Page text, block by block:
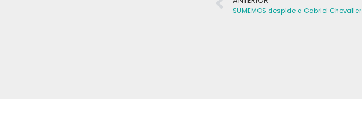
SUMEMOS despide a Gabriel Chevalier